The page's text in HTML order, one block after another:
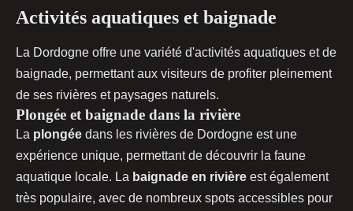
Activités aquatiques et baignade
La Dordogne offre une variété d'activités aquatiques et de
baignade, permettant aux visiteurs de profiter pleinement
de ses rivières et paysages naturels.
Plongée et baignade dans la rivière
La plongée dans les rivières de Dordogne est une
expérience unique, permettant de découvrir la faune
aquatique locale. La baignade en rivière est également
très populaire, avec de nombreux spots accessibles pour